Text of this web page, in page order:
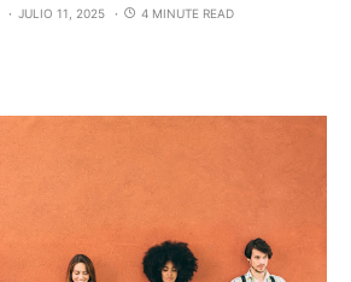
JULIO 11, 2025 4 MINUTE READ